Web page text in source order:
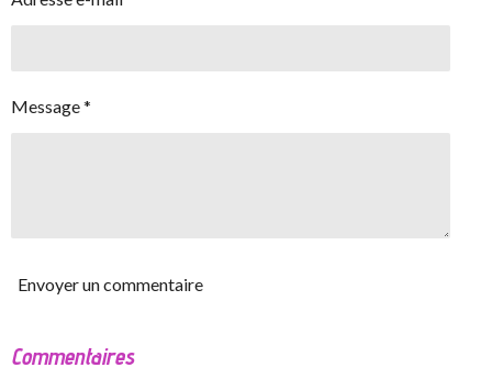
Message *
Envoyer un commentaire
Commentaires